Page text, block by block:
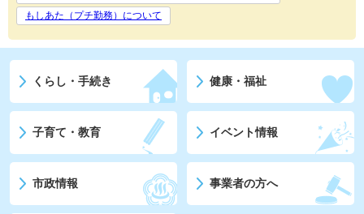
もしあた（プチ勤務）について
くらし・手続き 健康・福祉
子育て・教育 イベント情報
市政情報 事業者の方へ